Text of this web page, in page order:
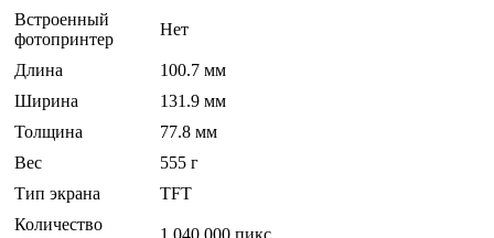
Встроенный
фотопринтер
Нет
Длина
100.7 мм
Ширина
131.9 мм
Толщина
77.8 мм
Вес
555 г
Тип экрана
TFT
Количество